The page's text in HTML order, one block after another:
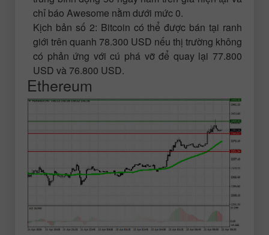
chỉ báo Awesome nằm dưới mức 0.
Kịch bản số 2: Bitcoin có thể được bán tại ranh
giới trên quanh 78.300 USD nếu thị trường không
có phản ứng với cú phá vỡ để quay lại 77.800
USD và 76.800 USD.
Ethereum